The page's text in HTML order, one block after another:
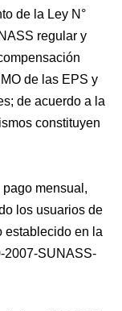
de la Ley N°
regular y
de las EPS y
de acuerdo a la
constituyen
mensual,
los usuarios de
establecido en la
2007-SUNASS-